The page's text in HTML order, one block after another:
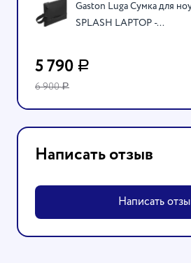
Gaston Luga Сумка для ноутбука
SPLASH LAPTOP -...
5 790 Р
6 900Р
Написать отзыв
Написать